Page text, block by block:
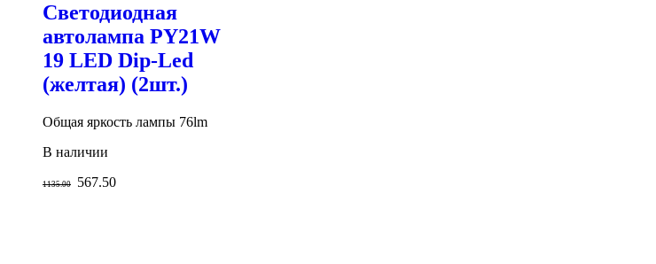
Светодиодная
автолампа PY21W
19 LED Dip-Led
(желтая) (2шт.)
Общая яркость лампы 76lm
В наличии
1135.00 567.50